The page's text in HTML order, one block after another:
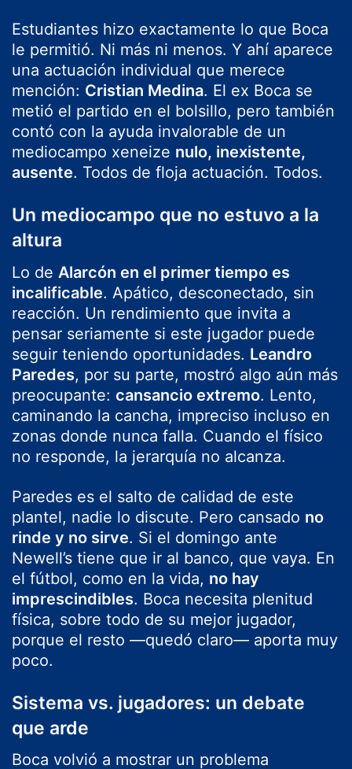
Estudiantes hizo exactamente lo que Boca
le permitió. Ni más ni menos. Y ahí aparece
una actuación individual que merece
mención: Cristian Medina. El ex Boca se
metió el partido en el bolsillo, pero también
contó con la ayuda invalorable de un
mediocampo xeneize nulo, inexistente,
ausente. Todos de floja actuación. Todos.
Un mediocampo que no estuvo a la
altura
Lo de Alarcón en el primer tiempo es
incalificable. Apático, desconectado, sin
reacción. Un rendimiento que invita a
pensar seriamente si este jugador puede
seguir teniendo oportunidades. Leandro
Paredes, por su parte, mostró algo aún más
preocupante: cansancio extremo. Lento,
caminando la cancha, impreciso incluso en
zonas donde nunca falla. Cuando el físico
no responde, la jerarquía no alcanza.
Paredes es el salto de calidad de este
plantel, nadie lo discute. Pero cansado no
rinde y no sirve. Si el domingo ante
Newell’s tiene que ir al banco, que vaya. En
el fútbol, como en la vida, no hay
imprescindibles. Boca necesita plenitud
física, sobre todo de su mejor jugador,
porque el resto —quedó claro— aporta muy
poco.
Sistema vs. jugadores: un debate
que arde
Boca volvió a mostrar un problema